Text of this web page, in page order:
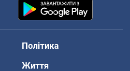
Політика
Життя